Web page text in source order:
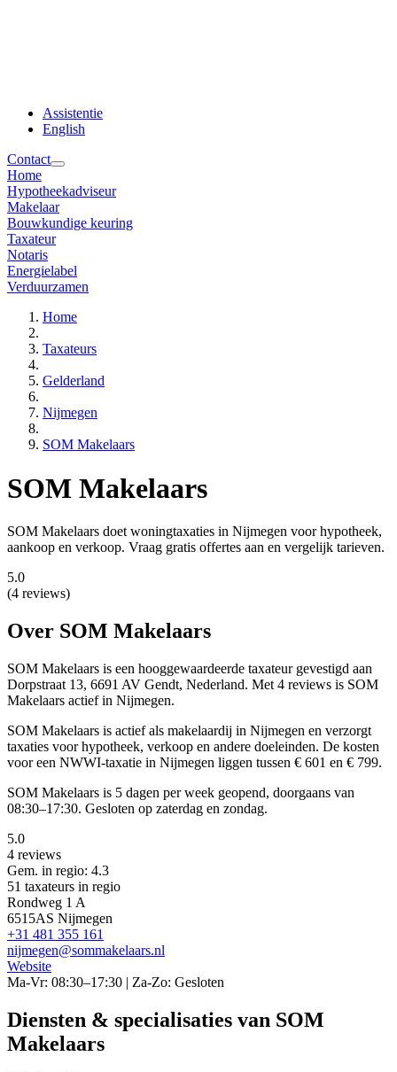
Assistentie
English
Contact
Home
Hypotheekadviseur
Makelaar
Bouwkundige keuring
Taxateur
Notaris
Energielabel
Verduurzamen
Home
Taxateurs
Gelderland
Nijmegen
SOM Makelaars
SOM Makelaars
SOM Makelaars doet woningtaxaties in Nijmegen voor hypotheek,
aankoop en verkoop. Vraag gratis offertes aan en vergelijk tarieven.
5.0
(4 reviews)
Over SOM Makelaars
SOM Makelaars is een hooggewaardeerde taxateur gevestigd aan
Dorpstraat 13, 6691 AV Gendt, Nederland. Met 4 reviews is SOM
Makelaars actief in Nijmegen.
SOM Makelaars is actief als makelaardij in Nijmegen en verzorgt
taxaties voor hypotheek, verkoop en andere doeleinden. De kosten
voor een NWWI-taxatie in Nijmegen liggen tussen € 601 en € 799.
SOM Makelaars is 5 dagen per week geopend, doorgaans van
08:30–17:30. Gesloten op zaterdag en zondag.
5.0
4 reviews
Gem. in regio: 4.3
51 taxateurs in regio
Rondweg 1 A
6515AS Nijmegen
+31 481 355 161
nijmegen@sommakelaars.nl
Website
Ma-Vr: 08:30–17:30 | Za-Zo: Gesloten
Diensten & specialisaties van SOM
Makelaars